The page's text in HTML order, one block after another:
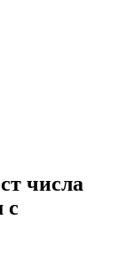
числа
с